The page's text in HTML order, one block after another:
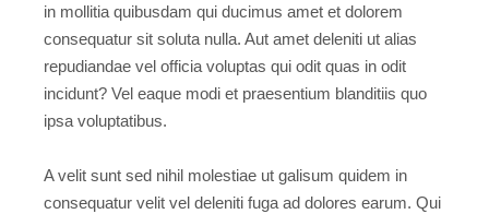
in mollitia quibusdam qui ducimus amet et dolorem
consequatur sit soluta nulla. Aut amet deleniti ut alias
repudiandae vel officia voluptas qui odit quas in odit
incidunt? Vel eaque modi et praesentium blanditiis quo
ipsa voluptatibus.
A velit sunt sed nihil molestiae ut galisum quidem in
consequatur velit vel deleniti fuga ad dolores earum. Qui